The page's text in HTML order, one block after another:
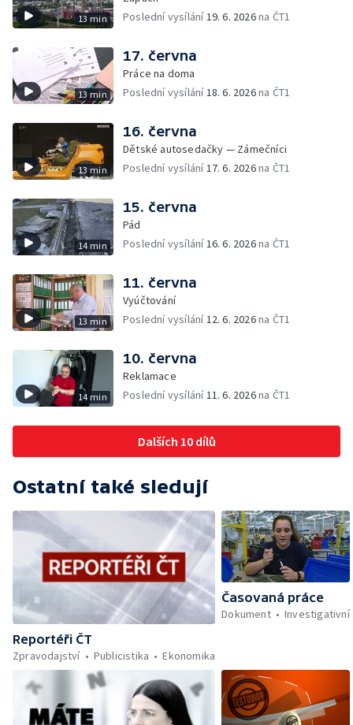
13 min
Poslední vysílání 19. 6. 2026na ČT1
13 min
17. června
Práce na doma
Poslední vysílání 18. 6. 2026na ČT1
13 min
16. června
Dětské autosedačky — Zámečníci
Poslední vysílání 17. 6. 2026na ČT1
14 min
15. června
Pád
Poslední vysílání 16. 6. 2026na ČT1
13 min
11. června
Vyúčtování
Poslední vysílání 12. 6. 2026na ČT1
14 min
10. června
Reklamace
Poslední vysílání 11. 6. 2026na ČT1
Dalších 10 dílů
Ostatní také sledují
Reportéři ČT
Zpravodajství
Publicistika Ekonomika
Časovaná práce
Dokument
Investigativní